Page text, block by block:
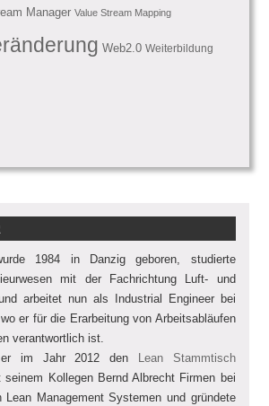
Manager Value Stream Mapping
Web2.0 Weiterbildung
1984 in Danzig geboren, studierte
mit der Fachrichtung Luft- und
arbeitet nun als Industrial Engineer bei
er für die Erarbeitung von Arbeitsabläufen
verantwortlich ist.
er im Jahr 2012 den
Lean Stammtisch
Kollegen Bernd Albrecht Firmen bei
Lean Management Systemen und gründete